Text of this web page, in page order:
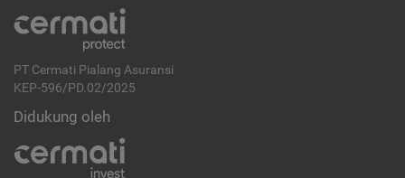
PT Cermati Pialang Asuransi
KEP-596/PD.02/2025
Didukung oleh